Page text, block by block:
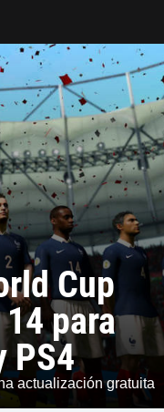
Cup
para
PS4
actualización gratuita